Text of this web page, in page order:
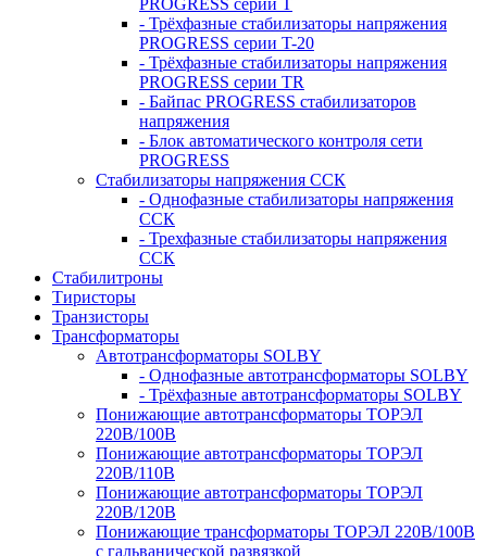
PROGRESS серии T
- Трёхфазные стабилизаторы напряжения
PROGRESS серии T-20
- Трёхфазные стабилизаторы напряжения
PROGRESS серии TR
- Байпас PROGRESS стабилизаторов
напряжения
- Блок автоматического контроля сети
PROGRESS
Стабилизаторы напряжения ССК
- Однофазные стабилизаторы напряжения
ССК
- Трехфазные стабилизаторы напряжения
ССК
Стабилитроны
Тиристоры
Транзисторы
Трансформаторы
Автотрансформаторы SOLBY
- Однофазные автотрансформаторы SOLBY
- Трёхфазные автотрансформаторы SOLBY
Понижающие автотрансформаторы ТОРЭЛ
220В/100В
Понижающие автотрансформаторы ТОРЭЛ
220В/110В
Понижающие автотрансформаторы ТОРЭЛ
220В/120В
Понижающие трансформаторы ТОРЭЛ 220В/100В
с гальванической развязкой